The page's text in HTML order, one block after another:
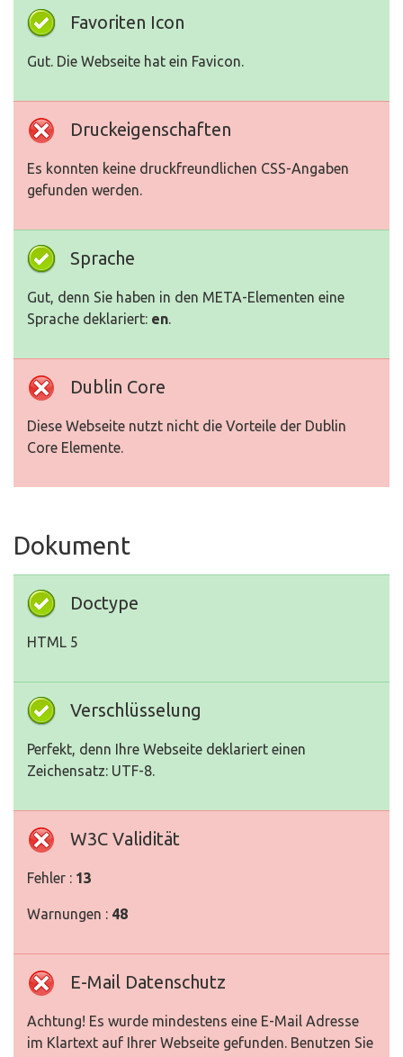
Favoriten Icon
Gut. Die Webseite hat ein Favicon.
Druckeigenschaften
Es konnten keine druckfreundlichen CSS-Angaben
gefunden werden.
Sprache
Gut, denn Sie haben in den META-Elementen eine
Sprache deklariert: en.
Dublin Core
Diese Webseite nutzt nicht die Vorteile der Dublin
Core Elemente.
Dokument
Doctype
HTML 5
Verschlüsselung
Perfekt, denn Ihre Webseite deklariert einen
Zeichensatz: UTF-8.
W3C Validität
Fehler : 13
Warnungen : 48
E-Mail Datenschutz
Achtung! Es wurde mindestens eine E-Mail Adresse
im Klartext auf Ihrer Webseite gefunden. Benutzen Sie